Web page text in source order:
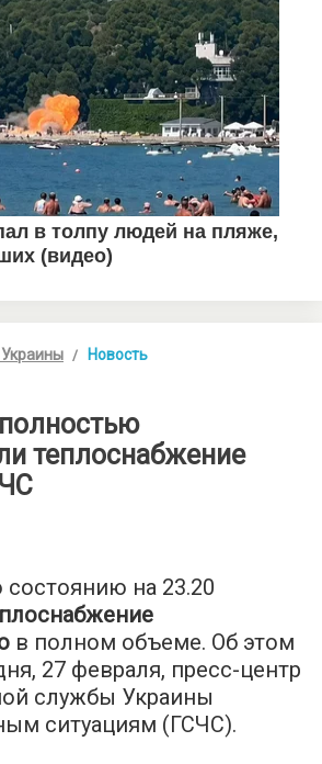
Новость
теплоснабжение
состоянию на 23.20
в полном объеме. Об этом
27 февраля, пресс-центр
службы Украины
ситуациям (ГСЧС).